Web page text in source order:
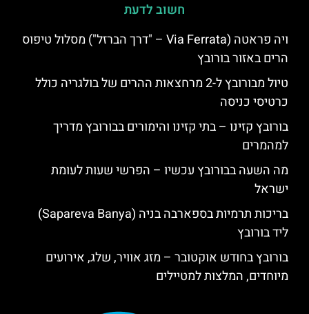
חשוב לדעת
ויה פראטה (Via Ferrata – "דרך הברזל") מסלול טיפוס
הרים באזור בורובץ
טיול מבורובץ ל-2 מרחצאות ההרים של בולגריה כולל
כרטיסי כניסה
בורובץ קזינו – בתי קזינו והימורים בבורובץ מדריך
למהמרים
מה השעה בבורובץ עכשיו – הפרשי שעות לעומת
ישראל
בריכות תרמיות בספארבה בניה (Sapareva Banya)
ליד בורובץ
בורובץ בחודש אוקטובר – מזג אוויר, שלג, אירועים
מיוחדים, המלצות למטיילים